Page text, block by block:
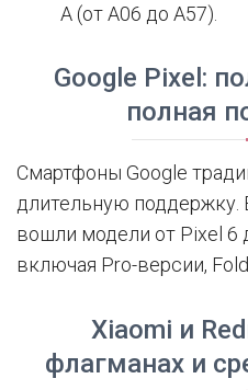
A (от A06 до A57).
Google Pixel:
полная
Смартфоны Google
длительную поддержку.
вошли модели от Pixel 6
включая Pro-версии,
Xiaomi и
флагманах и